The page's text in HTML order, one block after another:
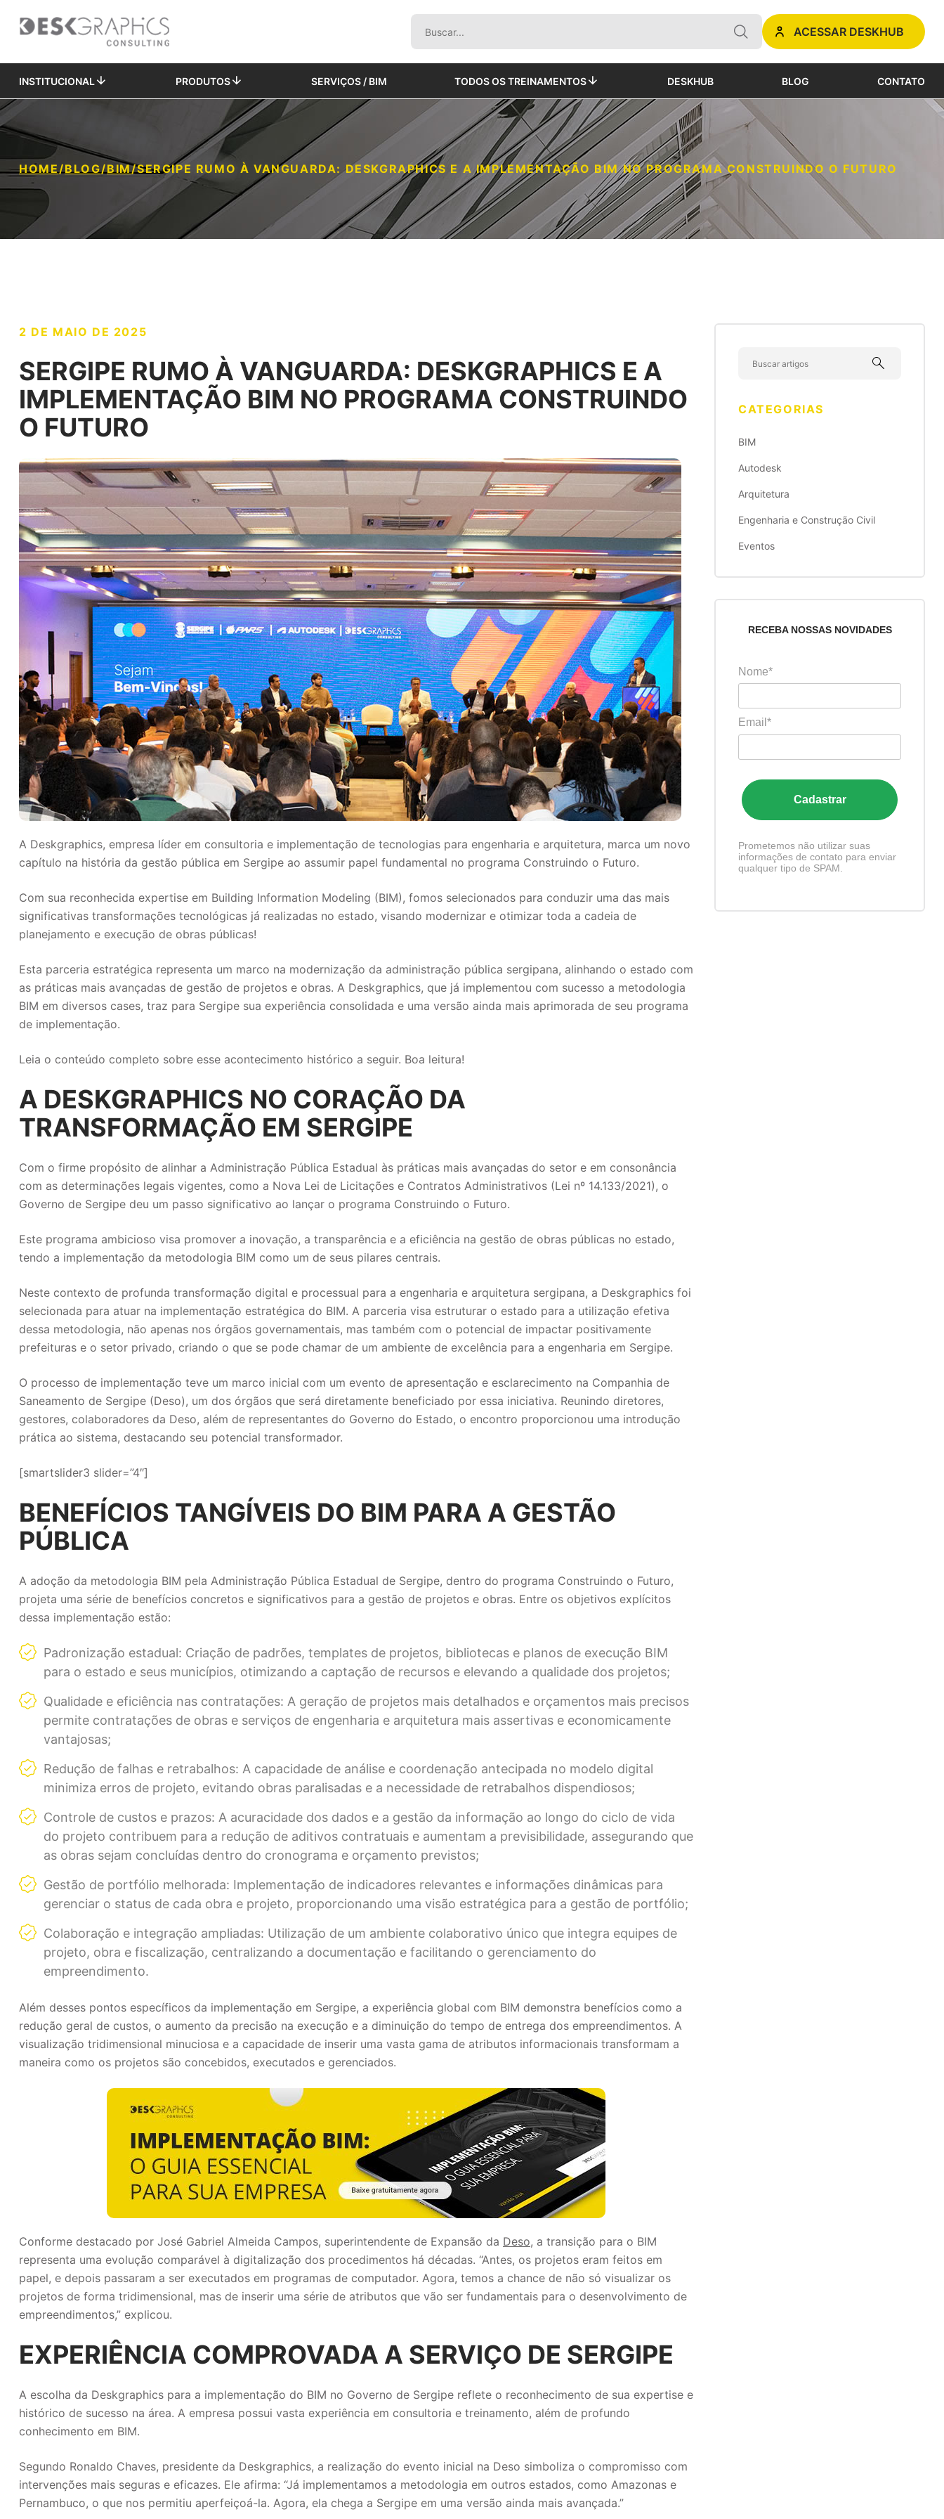
ACESSAR DESKHUB
INSTITUCIONAL PRODUTOS SERVIÇOS / BIM TODOS OS TREINAMENTOS DESKHUB BLOG CONTATO
HOME/BLOG/BIM/SERGIPE RUMO À VANGUARDA: DESKGRAPHICS E A IMPLEMENTAÇÃO BIM NO PROGRAMA CONSTRUINDO O FUTURO
2 DE MAIO DE 2025
SERGIPE RUMO À VANGUARDA: DESKGRAPHICS E A
IMPLEMENTAÇÃO BIM NO PROGRAMA CONSTRUINDO
O FUTURO
A Deskgraphics, empresa líder em consultoria e implementação de tecnologias para engenharia e arquitetura, marca um novo
capítulo na história da gestão pública em Sergipe ao assumir papel fundamental no programa Construindo o Futuro.
Com sua reconhecida expertise em Building Information Modeling (BIM), fomos selecionados para conduzir uma das mais
significativas transformações tecnológicas já realizadas no estado, visando modernizar e otimizar toda a cadeia de
planejamento e execução de obras públicas!
Esta parceria estratégica representa um marco na modernização da administração pública sergipana, alinhando o estado com
as práticas mais avançadas de gestão de projetos e obras. A Deskgraphics, que já implementou com sucesso a metodologia
BIM em diversos cases, traz para Sergipe sua experiência consolidada e uma versão ainda mais aprimorada de seu programa
de implementação.
Leia o conteúdo completo sobre esse acontecimento histórico a seguir. Boa leitura!
A DESKGRAPHICS NO CORAÇÃO DA
TRANSFORMAÇÃO EM SERGIPE
Com o firme propósito de alinhar a Administração Pública Estadual às práticas mais avançadas do setor e em consonância
com as determinações legais vigentes, como a Nova Lei de Licitações e Contratos Administrativos (Lei nº 14.133/2021), o
Governo de Sergipe deu um passo significativo ao lançar o programa Construindo o Futuro.
Este programa ambicioso visa promover a inovação, a transparência e a eficiência na gestão de obras públicas no estado,
tendo a implementação da metodologia BIM como um de seus pilares centrais.
Neste contexto de profunda transformação digital e processual para a engenharia e arquitetura sergipana, a Deskgraphics foi
selecionada para atuar na implementação estratégica do BIM. A parceria visa estruturar o estado para a utilização efetiva
dessa metodologia, não apenas nos órgãos governamentais, mas também com o potencial de impactar positivamente
prefeituras e o setor privado, criando o que se pode chamar de um ambiente de excelência para a engenharia em Sergipe.
O processo de implementação teve um marco inicial com um evento de apresentação e esclarecimento na Companhia de
Saneamento de Sergipe (Deso), um dos órgãos que será diretamente beneficiado por essa iniciativa. Reunindo diretores,
gestores, colaboradores da Deso, além de representantes do Governo do Estado, o encontro proporcionou uma introdução
prática ao sistema, destacando seu potencial transformador.
[smartslider3 slider=”4″]
BENEFÍCIOS TANGÍVEIS DO BIM PARA A GESTÃO
PÚBLICA
A adoção da metodologia BIM pela Administração Pública Estadual de Sergipe, dentro do programa Construindo o Futuro,
projeta uma série de benefícios concretos e significativos para a gestão de projetos e obras. Entre os objetivos explícitos
dessa implementação estão:
Padronização estadual: Criação de padrões, templates de projetos, bibliotecas e planos de execução BIM
para o estado e seus municípios, otimizando a captação de recursos e elevando a qualidade dos projetos;
Qualidade e eficiência nas contratações: A geração de projetos mais detalhados e orçamentos mais precisos
permite contratações de obras e serviços de engenharia e arquitetura mais assertivas e economicamente
vantajosas;
Redução de falhas e retrabalhos: A capacidade de análise e coordenação antecipada no modelo digital
minimiza erros de projeto, evitando obras paralisadas e a necessidade de retrabalhos dispendiosos;
Controle de custos e prazos: A acuracidade dos dados e a gestão da informação ao longo do ciclo de vida
do projeto contribuem para a redução de aditivos contratuais e aumentam a previsibilidade, assegurando que
as obras sejam concluídas dentro do cronograma e orçamento previstos;
Gestão de portfólio melhorada: Implementação de indicadores relevantes e informações dinâmicas para
gerenciar o status de cada obra e projeto, proporcionando uma visão estratégica para a gestão de portfólio;
Colaboração e integração ampliadas: Utilização de um ambiente colaborativo único que integra equipes de
projeto, obra e fiscalização, centralizando a documentação e facilitando o gerenciamento do
empreendimento.
Além desses pontos específicos da implementação em Sergipe, a experiência global com BIM demonstra benefícios como a
redução geral de custos, o aumento da precisão na execução e a diminuição do tempo de entrega dos empreendimentos. A
visualização tridimensional minuciosa e a capacidade de inserir uma vasta gama de atributos informacionais transformam a
maneira como os projetos são concebidos, executados e gerenciados.
Conforme destacado por José Gabriel Almeida Campos, superintendente de Expansão da Deso, a transição para o BIM
representa uma evolução comparável à digitalização dos procedimentos há décadas. “Antes, os projetos eram feitos em
papel, e depois passaram a ser executados em programas de computador. Agora, temos a chance de não só visualizar os
projetos de forma tridimensional, mas de inserir uma série de atributos que vão ser fundamentais para o desenvolvimento de
empreendimentos,” explicou.
EXPERIÊNCIA COMPROVADA A SERVIÇO DE SERGIPE
A escolha da Deskgraphics para a implementação do BIM no Governo de Sergipe reflete o reconhecimento de sua expertise e
histórico de sucesso na área. A empresa possui vasta experiência em consultoria e treinamento, além de profundo
conhecimento em BIM.
Segundo Ronaldo Chaves, presidente da Deskgraphics, a realização do evento inicial na Deso simboliza o compromisso com
intervenções mais seguras e eficazes. Ele afirma: “Já implementamos a metodologia em outros estados, como Amazonas e
Pernambuco, o que nos permitiu aperfeiçoá-la. Agora, ela chega a Sergipe em uma versão ainda mais avançada.”
search
CATEGORIAS
BIM
Autodesk
Arquitetura
Engenharia e Construção Civil
Eventos
RECEBA NOSSAS NOVIDADES
Nome*
Email*
Cadastrar
Prometemos não utilizar suas
informações de contato para enviar
qualquer tipo de SPAM.